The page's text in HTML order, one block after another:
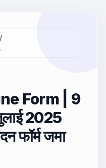
/
Form | 9
2025
फॉर्म जमा